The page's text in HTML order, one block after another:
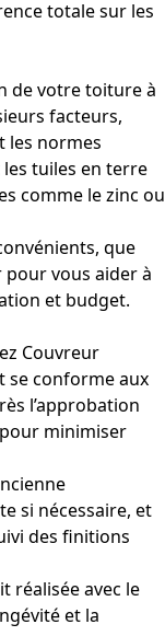
totale sur les
de votre toiture à
facteurs,
les normes
tuiles en terre
comme le zinc ou
que
vous aider à
et budget.
Couvreur
se conforme aux
l’approbation
minimiser
si nécessaire, et
des finitions
réalisée avec le
et la